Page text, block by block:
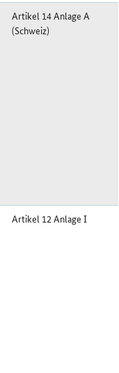
Artikel 14 Anlage A
(Schweiz)
Artikel 12 Anlage I